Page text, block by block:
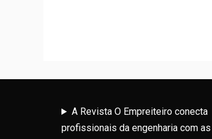
A Revista O Empreiteiro conecta
profissionais da engenharia com as